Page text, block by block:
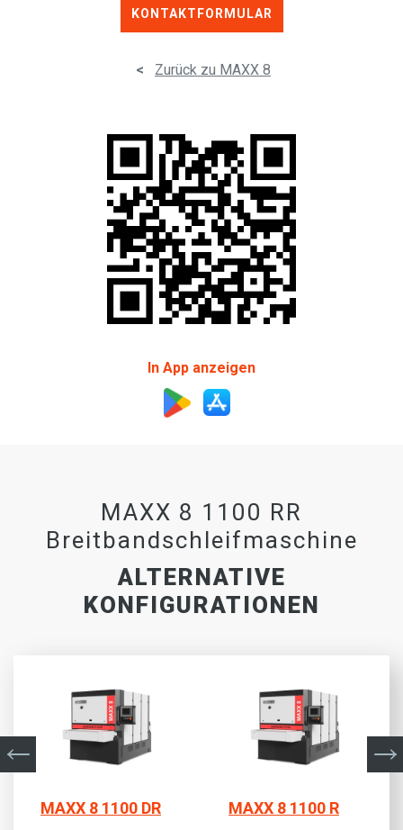
KONTAKTFORMULAR
< Zurück zu MAXX 8
In App anzeigen
MAXX 8 1100 RR
Breitbandschleifmaschine
ALTERNATIVE
KONFIGURATIONEN
MAXX 8 1100 DR MAXX 8 1100 R